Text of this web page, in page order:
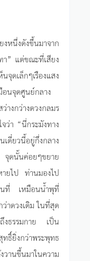
หนึ่งดังขึ้นมาจาก
” แต่ขณะที่เสียง
ดเล็กๆเรืองแสง
อนจุดศูนย์กลาง
งกว่างดวงกลมร
ว่า “นี่กระมังทาง
ดี๋ยวนี้อยู่กึ่งกลาง
จุดนั้นค่อยๆขยาย
ายไป ท่านมองไป
นที่ เหมือนน้ำพุที่
าดวงเดิม ในที่สุด
งธรรมกาย เป็น
ธิ์ยิ่งกว่าพระพุทธ
วานขึ้นมาในความ